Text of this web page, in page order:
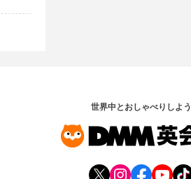
世界中とおしゃべりしよう